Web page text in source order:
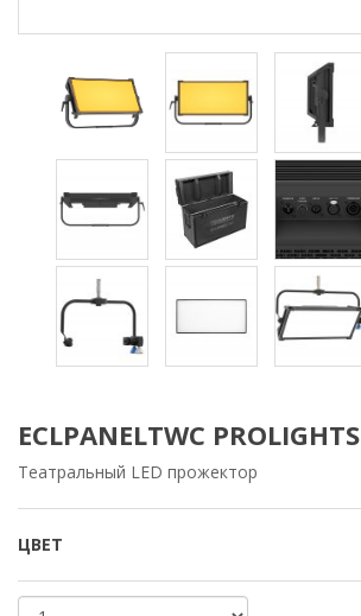
ECLPANELTWC PROLIGHTS
Театральный LED прожектор
ЦВЕТ